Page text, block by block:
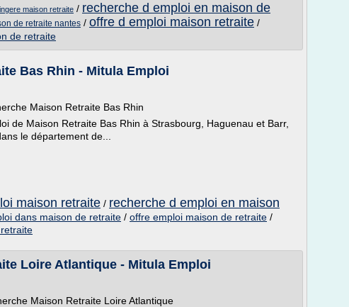
maison retraite / recherche d emploi en maison de
de retraite nantes / offre d emploi maison retraite /
de retraite
Bas Rhin - Mitula Emploi
Maison Retraite Bas Rhin
de Maison Retraite Bas Rhin à Strasbourg, Haguenau et Barr,
le département de...
maison retraite / recherche d emploi en maison
dans maison de retraite / offre emploi maison de retraite /
Loire Atlantique - Mitula Emploi
Maison Retraite Loire Atlantique